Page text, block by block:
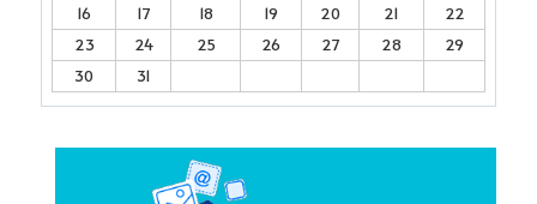
16
17 18 19 20 21
22
23
24 25 26 27 28
29
30
31